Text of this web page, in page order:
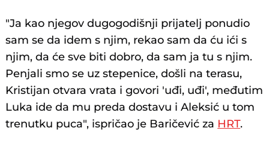
"Ja kao njegov dugogodišnji prijatelj ponudio
sam se da idem s njim, rekao sam da ću ići s
njim, da će sve biti dobro, da sam ja tu s njim.
Penjali smo se uz stepenice, došli na terasu,
Kristijan otvara vrata i govori 'uđi, uđi', međutim
Luka ide da mu preda dostavu i Aleksić u tom
trenutku puca", ispričao je Baričević za HRT.